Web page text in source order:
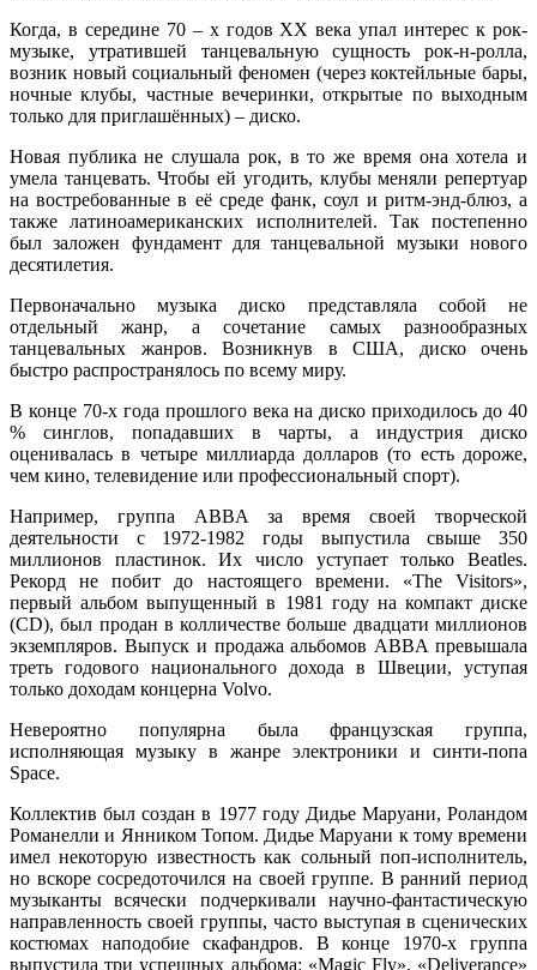
Когда, в середине 70 – х годов XX века упал интерес к рок-
музыке, утратившей танцевальную сущность рок-н-ролла,
возник новый социальный феномен (через коктейльные бары,
ночные клубы, частные вечеринки, открытые по выходным
только для приглашённых) – диско.
Новая публика не слушала рок, в то же время она хотела и
умела танцевать. Чтобы ей угодить, клубы меняли репертуар
на востребованные в её среде фанк, соул и ритм-энд-блюз, а
также латиноамериканских исполнителей. Так постепенно
был заложен фундамент для танцевальной музыки нового
десятилетия.
Первоначально музыка диско представляла собой не
отдельный жанр, а сочетание самых разнообразных
танцевальных жанров. Возникнув в США, диско очень
быстро распространялось по всему миру.
В конце 70-х года прошлого века на диско приходилось до 40
% синглов, попадавших в чарты, а индустрия диско
оценивалась в четыре миллиарда долларов (то есть дороже,
чем кино, телевидение или профессиональный спорт).
Например, группа ABBA за время своей творческой
деятельности с 1972-1982 годы выпустила свыше 350
миллионов пластинок. Их число уступает только Beatles.
Рекорд не побит до настоящего времени. «The Visitors»,
первый альбом выпущенный в 1981 году на компакт диске
(CD), был продан в колличестве больше двадцати миллионов
экземпляров. Выпуск и продажа альбомов ABBA превышала
треть годового национального дохода в Швеции, уступая
только доходам концерна Volvo.
Невероятно популярна была французская группа,
исполняющая музыку в жанре электроники и синти-попа
Space.
Коллектив был создан в 1977 году Дидье Маруани, Роландом
Романелли и Янником Топом. Дидье Маруани к тому времени
имел некоторую известность как сольный поп-исполнитель,
но вскоре сосредоточился на своей группе. В ранний период
музыканты всячески подчеркивали научно-фантастическую
направленность своей группы, часто выступая в сценических
костюмах наподобие скафандров. В конце 1970-х группа
выпустила три успешных альбома: «Magic Fly», «Deliverance»